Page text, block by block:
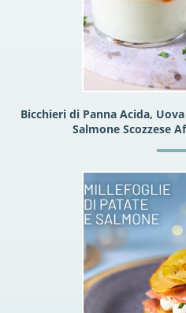
Bicchieri di Panna Acida,
Salmone Scozzese